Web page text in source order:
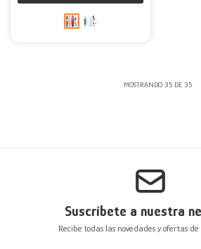
MOSTRANDO 35DE 35
Suscríbete a nuestra
Recibe todas las novedades y ofertas